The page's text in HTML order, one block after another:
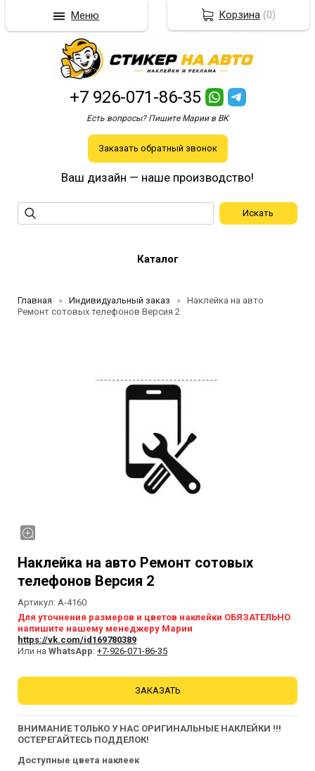
+7 926-071-86-35
Есть вопросы? Пишите Марии в ВК
Заказать обратный звонок
Ваш дизайн — наше производство!
Каталог
Главная Индивидуальный заказ
Наклейка на авто
Ремонт сотовых телефонов Версия 2
Наклейка на авто Ремонт сотовых
телефонов Версия 2
Артикул:А-4160
Для уточнения размеров и цветов наклейки ОБЯЗАТЕЛЬНО
напишите нашему менеджеру Марии
https://vk.com/id169780389
Или наWhatsApp:+7-926-071-86-35
ЗАКАЗАТЬ
ВНИМАНИЕ ТОЛЬКО У НАС ОРИГИНАЛЬНЫЕ НАКЛЕЙКИ !!!
ОСТЕРЕГАЙТЕСЬ ПОДДЕЛОК!
Доступные цвета наклеек
Корзина (0)
Меню